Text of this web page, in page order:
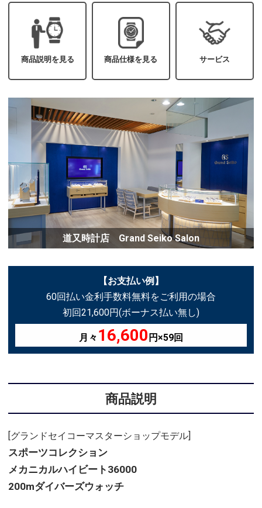
商品説明を見る 商品仕様を見る サービス
道又時計店 Grand Seiko Salon
【お支払い例】
60回払い金利手数料無料をご利用の場合
初回21,600円(ボーナス払い無し)
月々 16,600 円×59回
商品説明
[グランドセイコーマスターショップモデル]
スポーツコレクション
メカニカルハイビート36000
200mダイバーズウォッチ